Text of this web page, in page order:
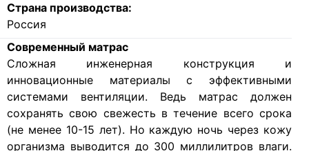
Страна производства:
Россия
Современный матрас
Cложная инженерная конструкция и
инновационные материалы с эффективными
системами вентиляции. Ведь матрас должен
сохранять свою свежесть в течение всего срока
(не менее 10-15 лет). Но каждую ночь через кожу
организма выводится до 300 миллилитров влаги.